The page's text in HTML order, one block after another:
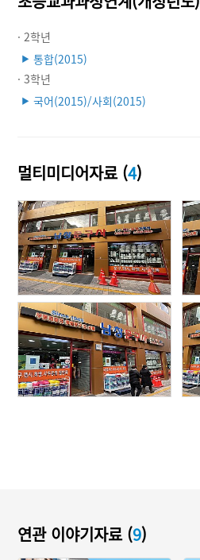
· 2학년
▶ 통합(2015)
· 3학년
▶ 국어(2015)/사회(2015)
멀티미디어자료 (4)
연관 이야기자료 (9)